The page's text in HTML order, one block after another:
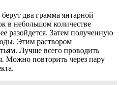
два грамма янтарной
в небольшом количестве
разойдется. Затем полученную
Этим раствором
Лучше всего проводить
Можно повторить через пару